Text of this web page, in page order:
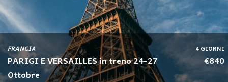
FRANCIA
PARIGI E VERSAILLES in treno 24-27
Ottobre
4 GIORNI
€840